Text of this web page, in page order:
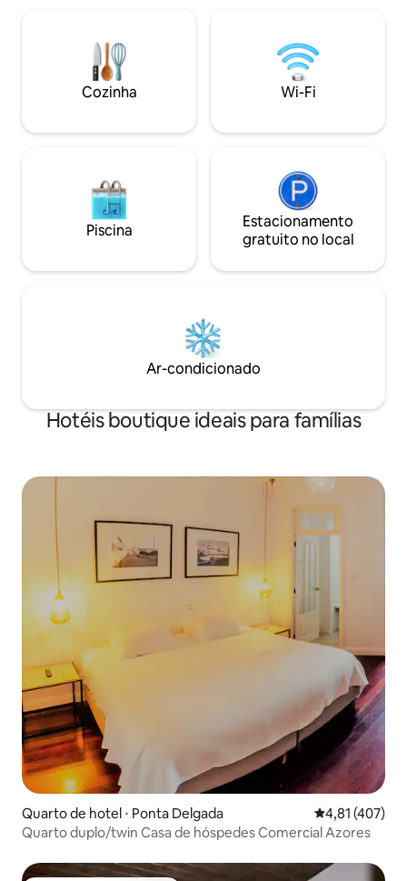
de lavanderia *Wi-Fi RESERVE
para uma
Açores.
Cozinha Wi-Fi
Piscina
Estacionamento
gratuito no local
Ar-condicionado
Hotéis boutique ideais para famílias
Quarto de hotel ⋅ Ponta Delgada 4,81 de uma
4,81 (407)
Quarto duplo/twin Casa de hóspedes Comercial Azores